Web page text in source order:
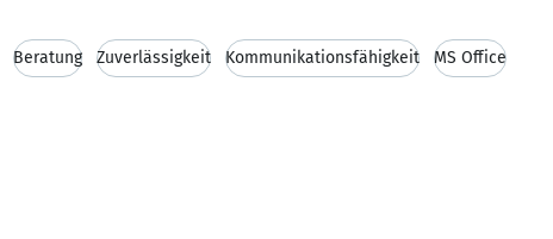
Beratung Zuverlässigkeit Kommunikationsfähigkeit MS Office